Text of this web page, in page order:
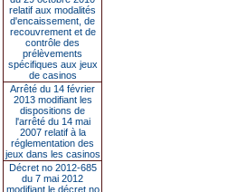
relatif aux modalités
d'encaissement, de
recouvrement et de
contrôle des
prélèvements
spécifiques aux jeux
de casinos
Arrêté du 14 février
2013 modifiant les
dispositions de
l'arrêté du 14 mai
2007 relatif à la
réglementation des
jeux dans les casinos
Décret no 2012-685
du 7 mai 2012
modifiant le décret no